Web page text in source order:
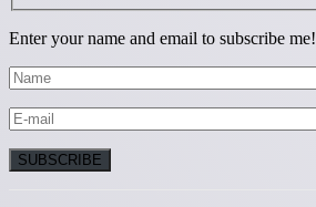
Enter your name and email to subscribe me!